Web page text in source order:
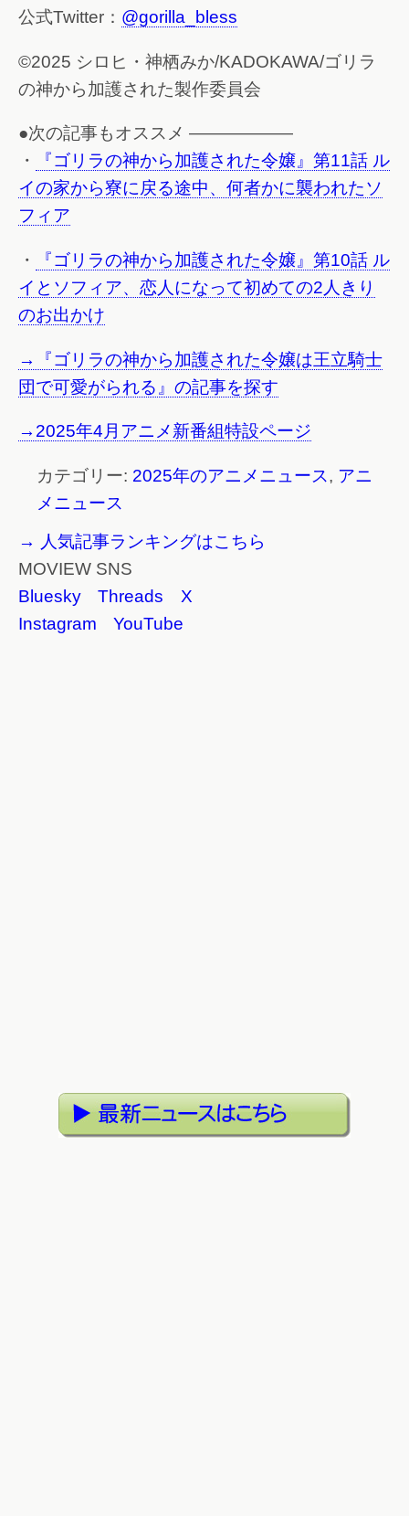
公式Twitter： @gorilla_bless
©2025 シロヒ・神栖みか/KADOKAWA/ゴリラ
の神から加護された製作委員会
●次の記事もオススメ ——————
・
『ゴリラの神から加護された令嬢』第11話 ル
イの家から寮に戻る途中、何者かに襲われたソ
フィア
・
『ゴリラの神から加護された令嬢』第10話 ル
イとソフィア、恋人になって初めての2人きり
のお出かけ
→『ゴリラの神から加護された令嬢は王立騎士
団で可愛がられる』の記事を探す
→2025年4月アニメ新番組特設ページ
カテゴリー: 2025年のアニメニュース, アニ
メニュース
→ 人気記事ランキングはこちら
MOVIEW SNS
Bluesky
Threads
X
Instagram
YouTube